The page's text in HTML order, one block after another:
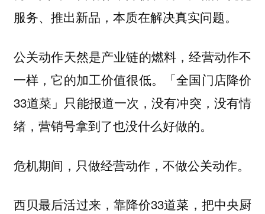
服务、推出新品，本质在解决真实问题。
公关动作天然是产业链的燃料，经营动作不
一样，它的加工价值很低。「全国门店降价
33道菜」只能报道一次，没有冲突，没有情
绪，营销号拿到了也没什么好做的。
危机期间，只做经营动作，不做公关动作。
西贝最后活过来，靠降价33道菜，把中央厨